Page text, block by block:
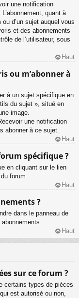
une notification
quant à
d’un sujet auquel vous
et des abonnements
de l’utilisateur, sous
Haut
ou m’abonner à
à un sujet spécifique en
du sujet », situé en
image.
une notification
abonner à ce sujet.
Haut
spécifique ?
en cliquant sur le lien
forum.
Haut
?
dans le panneau de
Haut
sur ce forum ?
certains types de pièces
est autorisé ou non,